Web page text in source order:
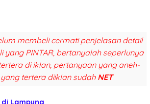
membeli cermati penjelasan detail
PINTAR, bertanyalah seperlunya
di iklan, pertanyaan yang aneh-
tertera diiklan sudahNET
di Lampung